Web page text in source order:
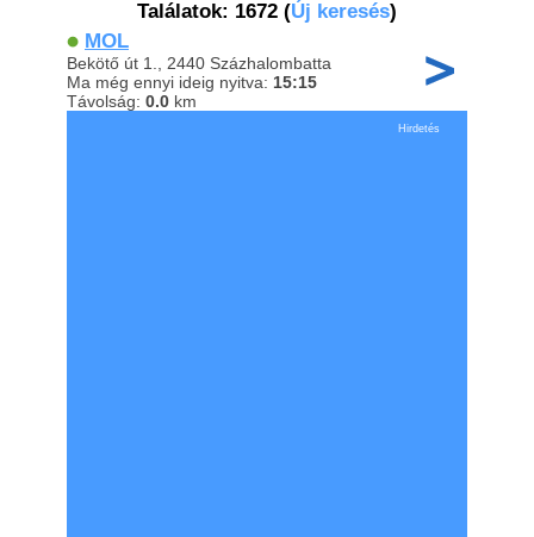
Találatok: 1672 (Új keresés)
MOL
Bekötő út 1., 2440 Százhalombatta
Ma még ennyi ideig nyitva: 15:15
Távolság: 0.0 km
Hirdetés